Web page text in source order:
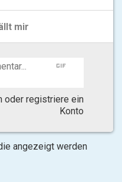
mir
gif
oder registriere ein
Konto
angezeigt werden